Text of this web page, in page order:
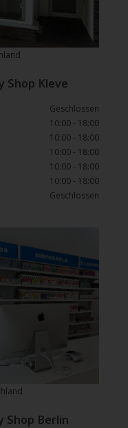
Shop Kleve
Geschlossen
10:00 - 18:00
10:00 - 18:00
10:00 - 18:00
10:00 - 18:00
10:00 - 18:00
Geschlossen
Shop Berlin